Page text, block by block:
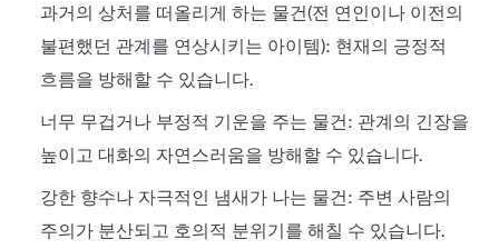
과거의 상처를 떠올리게 하는 물건(전 연인이나 이전의
불편했던 관계를 연상시키는 아이템): 현재의 긍정적
흐름을 방해할 수 있습니다.
너무 무겁거나 부정적 기운을 주는 물건: 관계의 긴장을
높이고 대화의 자연스러움을 방해할 수 있습니다.
강한 향수나 자극적인 냄새가 나는 물건: 주변 사람의
주의가 분산되고 호의적 분위기를 해칠 수 있습니다.